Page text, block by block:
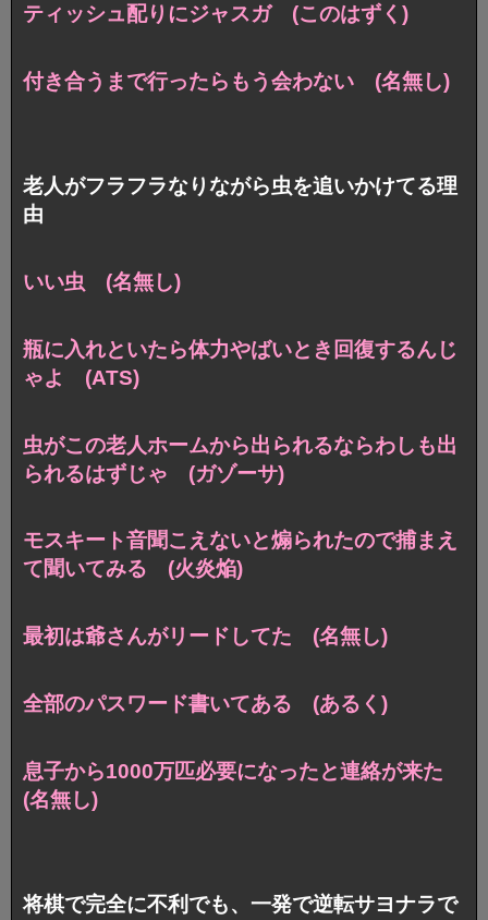
ティッシュ配りにジャスガ (このはずく)
付き合うまで行ったらもう会わない (名無し)
老人がフラフラなりながら虫を追いかけてる理
由
いい虫 (名無し)
瓶に入れといたら体力やばいとき回復するんじ
ゃよ (ATS)
虫がこの老人ホームから出られるならわしも出
られるはずじゃ (ガゾーサ)
モスキート音聞こえないと煽られたので捕まえ
て聞いてみる (火炎焔)
最初は爺さんがリードしてた (名無し)
全部のパスワード書いてある (あるく)
息子から1000万匹必要になったと連絡が来た
(名無し)
将棋で完全に不利でも、一発で逆転サヨナラで